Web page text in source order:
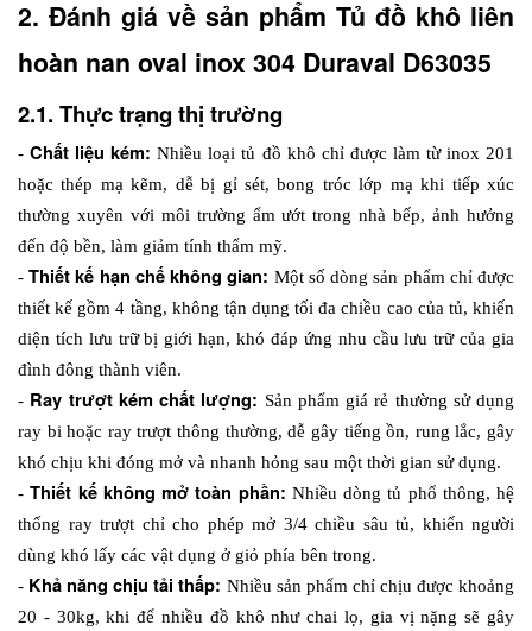
2. Đánh giá về sản phẩm Tủ đồ khô liên
hoàn nan oval inox 304 Duraval D63035
2.1. Thực trạng thị trường
- Chất liệu kém: Nhiều loại tủ đồ khô chỉ được làm từ inox 201
hoặc thép mạ kẽm, dễ bị gỉ sét, bong tróc lớp mạ khi tiếp xúc
thường xuyên với môi trường ẩm ướt trong nhà bếp, ảnh hưởng
đến độ bền, làm giảm tính thẩm mỹ.
- Thiết kế hạn chế không gian: Một số dòng sản phẩm chỉ được
thiết kế gồm 4 tầng, không tận dụng tối đa chiều cao của tủ, khiến
diện tích lưu trữ bị giới hạn, khó đáp ứng nhu cầu lưu trữ của gia
đình đông thành viên.
- Ray trượt kém chất lượng: Sản phẩm giá rẻ thường sử dụng
ray bi hoặc ray trượt thông thường, dễ gây tiếng ồn, rung lắc, gây
khó chịu khi đóng mở và nhanh hỏng sau một thời gian sử dụng.
- Thiết kế không mở toàn phần: Nhiều dòng tủ phổ thông, hệ
thống ray trượt chỉ cho phép mở 3/4 chiều sâu tủ, khiến người
dùng khó lấy các vật dụng ở giỏ phía bên trong.
- Khả năng chịu tải thấp: Nhiều sản phẩm chỉ chịu được khoảng
20 - 30kg, khi để nhiều đồ khô như chai lọ, gia vị nặng sẽ gây